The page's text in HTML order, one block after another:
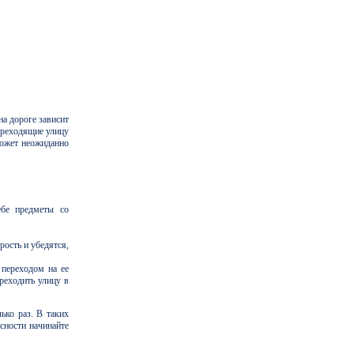
дороге зависит
улицу
неожиданно
предметы со
и убедятся,
на ее
улицу в
раз. В таких
начинайте